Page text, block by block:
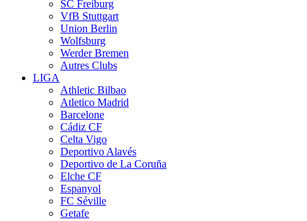
SC Freiburg
VfB Stuttgart
Union Berlin
Wolfsburg
Werder Bremen
Autres Clubs
LIGA
Athletic Bilbao
Atletico Madrid
Barcelone
Cádiz CF
Celta Vigo
Deportivo Alavés
Deportivo de La Coruña
Elche CF
Espanyol
FC Séville
Getafe